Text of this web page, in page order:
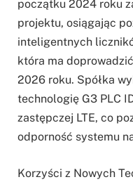
początku 2024 roku
projektu, osiągając
inteligentnych
która ma
2026 roku. Spółka
technologię G3 PLC
zastępczej LTE, co
odporność systemu
Korzyści z Nowych